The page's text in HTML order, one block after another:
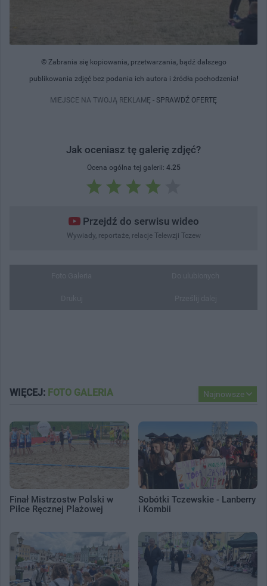
© Zabrania się kopiowania, przetwarzania, bądź dalszego
publikowania zdjęć bez podania ich autora i źródła pochodzenia!
MIEJSCE NA TWOJĄ REKLAMĘ - SPRAWDŹ OFERTĘ
Jak oceniasz tę galerię zdjęć?
Ocena ogólna tej galerii: 4.25
Przejdź do serwisu wideo
Wywiady, reportaże, relacje Telewzji Tczew
Najnowsze
WIĘCEJ: FOTO GALERIA
Finał Mistrzostw Polski w
Piłce Ręcznej Plażowej
Sobótki Tczewskie - Lanberry
i Kombii